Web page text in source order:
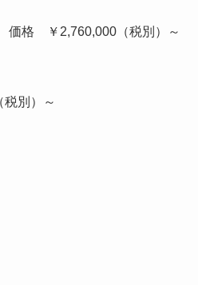
格 ￥2,760,000（税別）～
別）～